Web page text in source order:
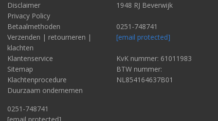
Disclaimer
Privacy Policy
Betaalmethoden
Verzenden | retourneren |
klachten
Klantenservice
Sitemap
Klachtenprocedure
Duurzaam ondernemen
0251-748741
1948 RJ Beverwijk
0251-748741
[email protected]
KvK nummer: 61011983
BTW nummer:
NL854164637B01